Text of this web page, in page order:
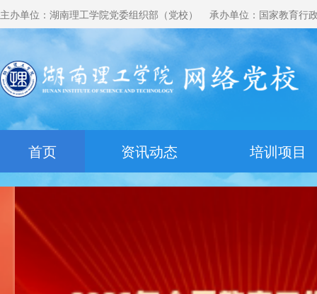
主办单位：湖南理工学院党委组织部（党校） 承办单位：国家教育
首页 资讯动态 培训项目